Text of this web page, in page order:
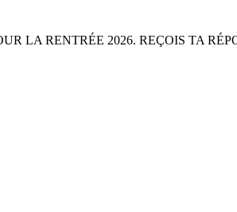
LA RENTRÉE 2026. REÇOIS TA